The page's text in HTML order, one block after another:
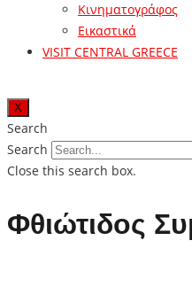
Κινηματογράφος
Εικαστικά
VISIT CENTRAL GREECE
X
Search
Search
Close this search box.
Φθιώτιδος